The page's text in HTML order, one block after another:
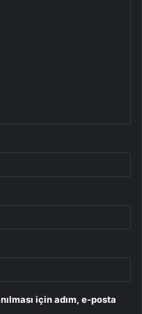
için adım, e-posta